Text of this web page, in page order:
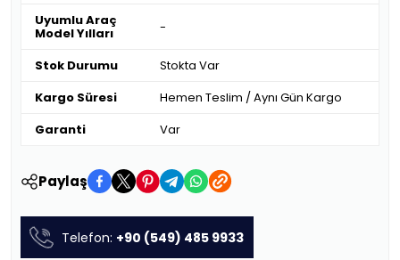
Uyumlu Araç
Model Yılları -
Stok Durumu
Stokta Var
Kargo Süresi
Hemen Teslim / Aynı Gün Kargo
Garanti
Var
Paylaş
Telefon: +90 (549) 485 9933